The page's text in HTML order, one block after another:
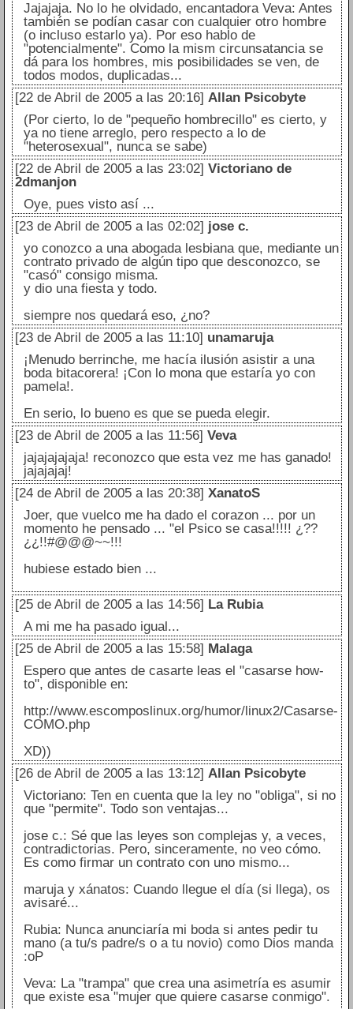
Jajajaja. No lo he olvidado, encantadora Veva: Antes
también se podían casar con cualquier otro hombre
(o incluso estarlo ya). Por eso hablo de
"potencialmente". Como la mism circunsatancia se
dá para los hombres, mis posibilidades se ven, de
todos modos, duplicadas...
[22 de Abril de 2005 a las 20:16] Allan Psicobyte
(Por cierto, lo de "pequeño hombrecillo" es cierto, y
ya no tiene arreglo, pero respecto a lo de
"heterosexual", nunca se sabe)
[22 de Abril de 2005 a las 23:02] Victoriano de
2dmanjon
Oye, pues visto así ...
[23 de Abril de 2005 a las 02:02] jose c.
yo conozco a una abogada lesbiana que, mediante un
contrato privado de algún tipo que desconozco, se
"casó" consigo misma.
y dio una fiesta y todo.
siempre nos quedará eso, ¿no?
[23 de Abril de 2005 a las 11:10] unamaruja
¡Menudo berrinche, me hacía ilusión asistir a una
boda bitacorera! ¡Con lo mona que estaría yo con
pamela!.
En serio, lo bueno es que se pueda elegir.
[23 de Abril de 2005 a las 11:56] Veva
jajajajajaja! reconozco que esta vez me has ganado!
jajajajaj!
[24 de Abril de 2005 a las 20:38] XanatoS
Joer, que vuelco me ha dado el corazon ... por un
momento he pensado ... "el Psico se casa!!!!! ¿??
¿¿!!#@@@~~!!!
hubiese estado bien ...
[25 de Abril de 2005 a las 14:56] La Rubia
A mi me ha pasado igual...
[25 de Abril de 2005 a las 15:58] Malaga
Espero que antes de casarte leas el "casarse how-
to", disponible en:
http://www.escomposlinux.org/humor/linux2/Casarse-
COMO.php
XD))
[26 de Abril de 2005 a las 13:12] Allan Psicobyte
Victoriano: Ten en cuenta que la ley no "obliga", si no
que "permite". Todo son ventajas...
jose c.: Sé que las leyes son complejas y, a veces,
contradictorias. Pero, sinceramente, no veo cómo.
Es como firmar un contrato con uno mismo...
maruja y xánatos: Cuando llegue el día (si llega), os
avisaré...
Rubia: Nunca anunciaría mi boda si antes pedir tu
mano (a tu/s padre/s o a tu novio) como Dios manda
:oP
Veva: La "trampa" que crea una asimetría es asumir
que existe esa "mujer que quiere casarse conmigo".